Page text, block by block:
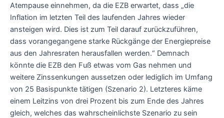
Atempause einnehmen, da die EZB erwartet, dass „die
Inflation im letzten Teil des laufenden Jahres wieder
ansteigen wird. Dies ist zum Teil darauf zurückzuführen,
dass vorangegangene starke Rückgänge der Energiepreise
aus den Jahresraten herausfallen werden.“ Demnach
könnte die EZB den Fuß etwas vom Gas nehmen und
weitere Zinssenkungen aussetzen oder lediglich im Umfang
von 25 Basispunkte tätigen (Szenario 2). Letzteres käme
einem Leitzins von drei Prozent bis zum Ende des Jahres
gleich, welches das wahrscheinlichste Szenario zu sein